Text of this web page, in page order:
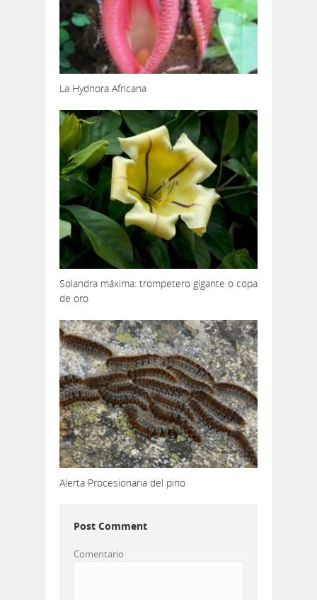
La Hydnora Africana
Solandra máxima: trompetero gigante o copa
de oro
Alerta Procesionaria del pino
Post Comment
Comentario